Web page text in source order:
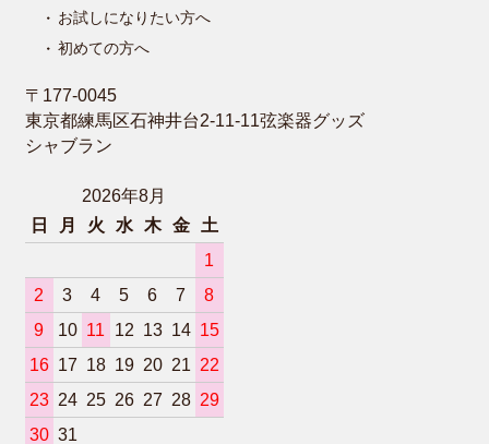
お試しになりたい方へ
初めての方へ
〒177-0045
東京都練馬区石神井台2-11-11弦楽器グッズ
シャブラン
2026年8月
日
月 火 水 木 金
土
1
2
3 4 5 6 7
8
9
10 11 12 13 14 15
16 17 18 19 20 21 22
23 24 25 26 27 28 29
30 31